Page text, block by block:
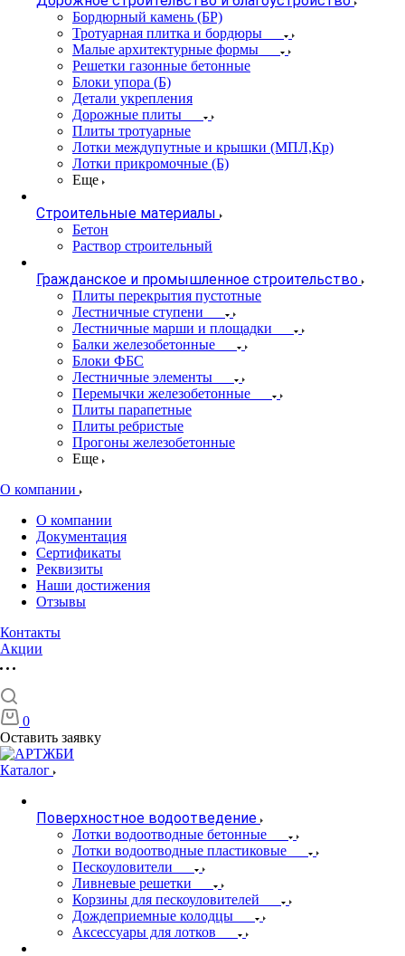
Бордюрный камень (БР)
Тротуарная плитка и бордюры
Малые архитектурные формы
Решетки газонные бетонные
Блоки упора (Б)
Детали укрепления
Дорожные плиты
Плиты тротуарные
Лотки междупутные и крышки (МПЛ,Кр)
Лотки прикромочные (Б)
Еще
Строительные материалы
Бетон
Раствор строительный
Гражданское и промышленное строительство
Плиты перекрытия пустотные
Лестничные ступени
Лестничные марши и площадки
Балки железобетонные
Блоки ФБС
Лестничные элементы
Перемычки железобетонные
Плиты парапетные
Плиты ребристые
Прогоны железобетонные
Еще
О компании
О компании
Документация
Сертификаты
Реквизиты
Наши достижения
Отзывы
Контакты
Акции
0
Оставить заявку
Каталог
Поверхностное водоотведение
Лотки водоотводные бетонные
Лотки водоотводные пластиковые
Пескоуловители
Ливневые решетки
Корзины для пескоуловителей
Дождеприемные колодцы
Аксессуары для лотков